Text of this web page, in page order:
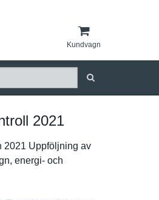
Kundvagn
2021
2021 Uppföljnin­g av
energi- och